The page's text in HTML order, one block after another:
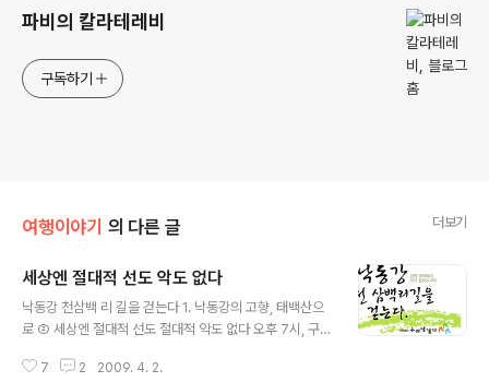
파비의 칼라테레비
구독하기
여행이야기 의 다른 글 더보기
세상엔 절대적 선도 악도 없다
낙동강 천삼백 리 길을 걷는다 1. 낙동강의 고향, 태백산으
로 ② 세상엔 절대적 선도 절대적 악도 없다 오후 7시, 구미
로부터 전화가 왔다. 3분 안에 도착할 테니 터미널 옆 주유
7 2 2009. 4. 2.